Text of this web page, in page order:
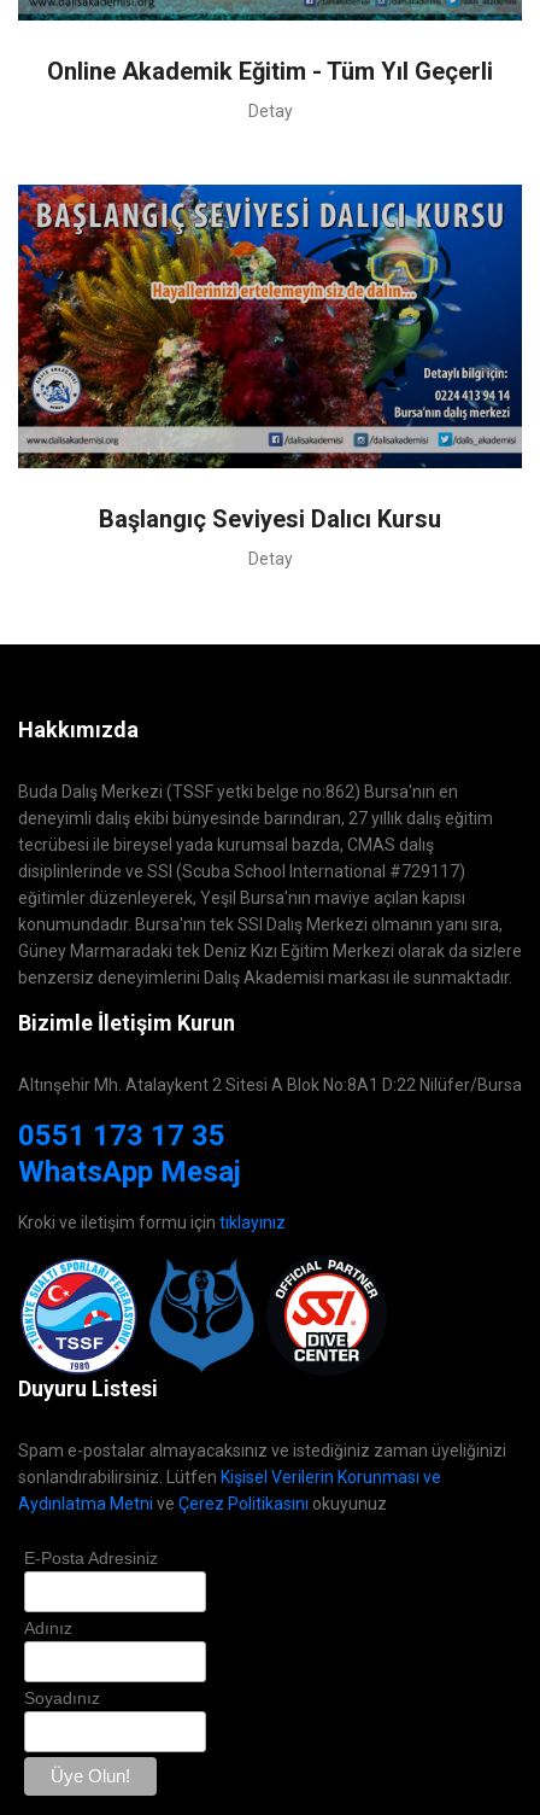
Online Akademik Eğitim - Tüm Yıl Geçerli
Detay
Başlangıç Seviyesi Dalıcı Kursu
Detay
Hakkımızda
Buda Dalış Merkezi (TSSF yetki belge no:862) Bursa'nın en
deneyimli dalış ekibi bünyesinde barındıran, 27 yıllık dalış eğitim
tecrübesi ile bireysel yada kurumsal bazda, CMAS dalış
disiplinlerinde ve SSI (Scuba School International #729117)
eğitimler düzenleyerek, Yeşil Bursa'nın maviye açılan kapısı
konumundadır. Bursa'nın tek SSI Dalış Merkezi olmanın yanı sıra,
Güney Marmaradaki tek Deniz Kızı Eğitim Merkezi olarak da sizlere
benzersiz deneyimlerini Dalış Akademisi markası ile sunmaktadır.
Bizimle İletişim Kurun
Altınşehir Mh. Atalaykent 2 Sitesi A Blok No:8A1 D:22 Nilüfer/Bursa
0551 173 17 35
WhatsApp Mesaj
Kroki ve iletişim formu için tıklayınız
Duyuru Listesi
Spam e-postalar almayacaksınız ve istediğiniz zaman üyeliğinizi
sonlandırabilirsiniz. Lütfen Kişisel Verilerin Korunması ve
Aydınlatma Metni ve Çerez Politikasını okuyunuz
E-Posta Adresiniz
Adınız
Soyadınız